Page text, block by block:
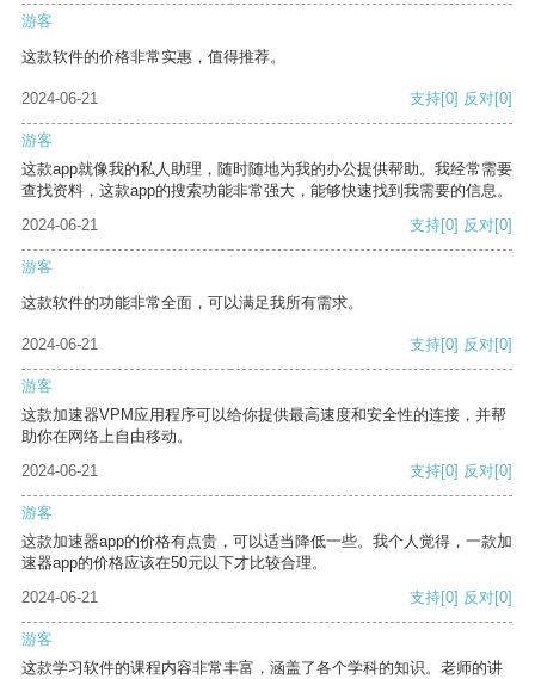
游客
这款软件的价格非常实惠，值得推荐。
2024-06-21 支持[0] 反对[0]
游客
这款app就像我的私人助理，随时随地为我的办公提供帮助。我经常需要
查找资料，这款app的搜索功能非常强大，能够快速找到我需要的信息。
2024-06-21
支持[0] 反对[0]
游客
这款软件的功能非常全面，可以满足我所有需求。
2024-06-21 支持[0] 反对[0]
游客
这款加速器VPM应用程序可以给你提供最高速度和安全性的连接，并帮
助你在网络上自由移动。
2024-06-21
支持[0] 反对[0]
游客
这款加速器app的价格有点贵，可以适当降低一些。我个人觉得，一款加
速器app的价格应该在50元以下才比较合理。
2024-06-21
支持[0] 反对[0]
游客
这款学习软件的课程内容非常丰富，涵盖了各个学科的知识。老师的讲